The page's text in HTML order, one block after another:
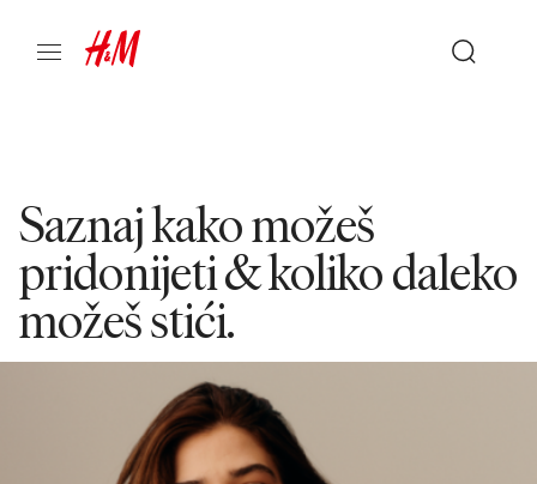
Saznaj kako možeš
pridonijeti & koliko daleko
možeš stići.